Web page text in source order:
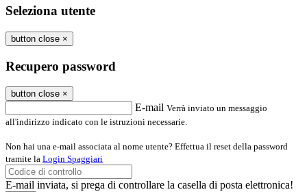
Seleziona utente
button close ×
Recupero password
button close ×
E-mail Verrà inviato un messaggio
all'indirizzo indicato con le istruzioni necessarie.
Non hai una e-mail associata al nome utente? Effettua il reset della password
tramite la Login Spaggiari
E-mail inviata, si prega di controllare la casella di posta elettronica!